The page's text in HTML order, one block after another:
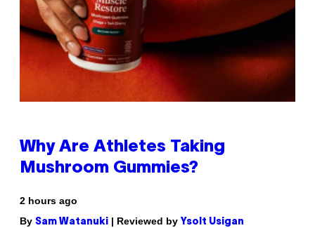
Why Are Athletes Taking
Mushroom Gummies?
2 hours ago
By Sam Watanuki | Reviewed by Ysolt Usigan